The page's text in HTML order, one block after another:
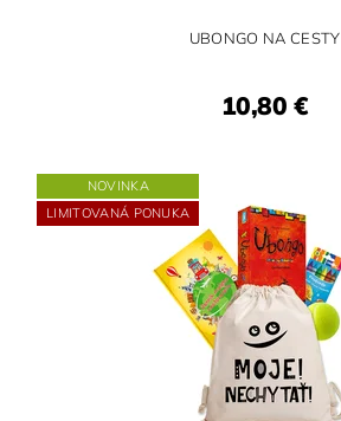
UBONGO NA CESTY
10,80 €
NOVINKA
LIMITOVANÁ PONUKA